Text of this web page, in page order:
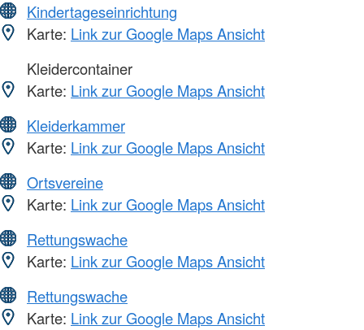
Kindertageseinrichtung
Karte: Link zur Google Maps Ansicht
Kleidercontainer
Karte: Link zur Google Maps Ansicht
Kleiderkammer
Karte: Link zur Google Maps Ansicht
Ortsvereine
Karte: Link zur Google Maps Ansicht
Rettungswache
Karte: Link zur Google Maps Ansicht
Rettungswache
Karte: Link zur Google Maps Ansicht